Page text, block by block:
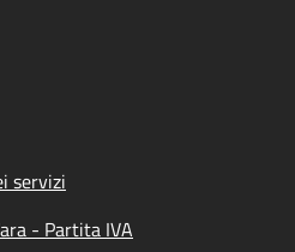
servizi
- Partita IVA